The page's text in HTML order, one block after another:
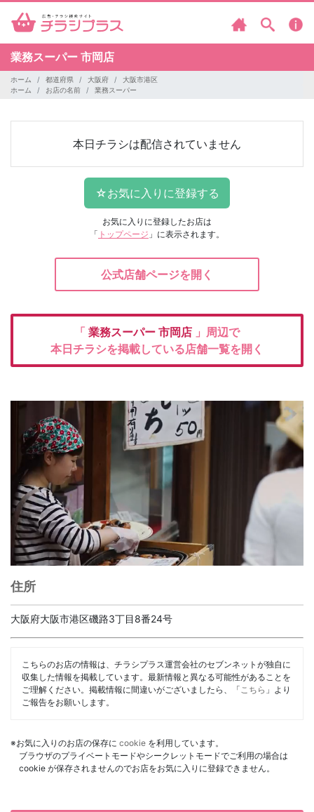
業務スーパー 市岡店
ホーム 都道府県 大阪府
大阪市港区
ホーム
お店の名前 業務スーパー
本日チラシは配信されていません
お気に入りに登録したお店は
「 トップページ 」に表示されます。
公式店舗ページを開く
「 業務スーパー 市岡店 」周辺で
本日チラシを掲載している店舗一覧を開く
住所
大阪府大阪市港区磯路3丁目8番24号
こちらのお店の情報は、チラシプラス運営会社のセブンネットが独自に
収集した情報を掲載しています。最新情報と異なる可能性があることを
ご理解ください。掲載情報に間違いがございましたら、「 こちら 」より
ご報告をお願いします。
※お気に入りのお店の保存に cookie を利用しています。
ブラウザのプライベートモードやシークレットモードでご利用の場合は
cookie が保存されませんのでお店をお気に入りに登録できません。